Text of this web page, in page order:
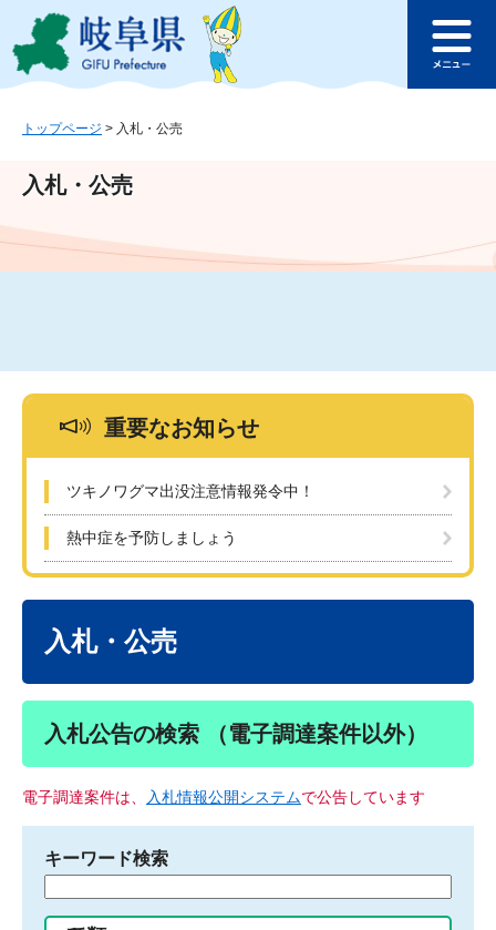
ジ
ュ
文
このページの本文へ
ュ
トップページ > 入札・公売
入札・公売
重要なお知らせ
ツキノワグマ出没注意情報発令中！
熱中症を予防しましょう
入札・公売
入札公告の検索 （電子調達案件以外）
電子調達案件は、 入札情報公開システムで公告しています
キーワード検索